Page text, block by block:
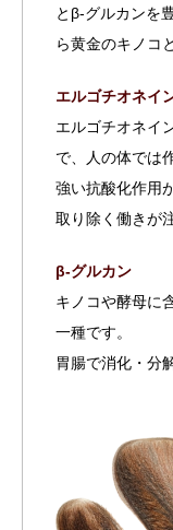
たりの一品
ぜ
ひ、試してみてね
┈┈┈┈┈┈┈┈
・・❥ 最後まで
見ていただき あ
りがとうございま
す❤︎ @beautygr
am_yuriでは、 買
ってよかったも
の、オススメした
のもの発信してい
ます
🩷 是非他
の投稿もcheck
してみてください
❥・・ ┈┈┈┈
┈┈┈┈┈┈┈┈ ・・
モギタケ #monip
とβ-グルカンを
ら黄金のキノコ
エルゴチオネイ
エルゴチオネイ
で、人の体では
強い抗酸化作用
取り除く働きが
β-グルカン
キノコや酵母に
一種です。
胃腸で消化・分